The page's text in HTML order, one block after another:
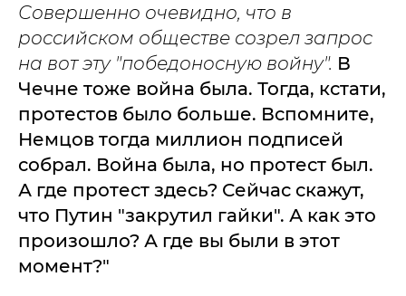
Совершенно очевидно, что в
российском обществе созрел запрос
на вот эту "победоносную войну". В
Чечне тоже война была. Тогда, кстати,
протестов было больше. Вспомните,
Немцов тогда миллион подписей
собрал. Война была, но протест был.
А где протест здесь? Сейчас скажут,
что Путин "закрутил гайки". А как это
произошло? А где вы были в этот
момент?"